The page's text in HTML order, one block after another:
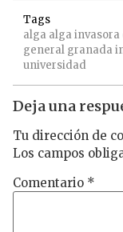
Tags
alga alga invasora
general granada
universidad
Deja una
Tu dirección de
Los campos
Comentario *